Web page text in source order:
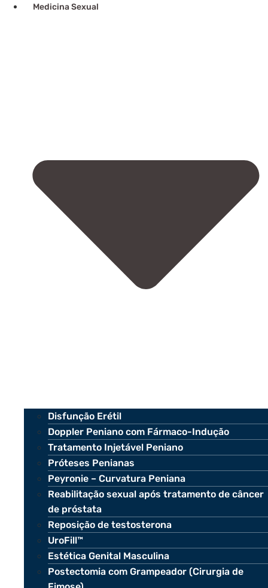
Medicina Sexual
Disfunção Erétil
Doppler Peniano com Fármaco-Indução
Tratamento Injetável Peniano
Próteses Penianas
Peyronie – Curvatura Peniana
Reabilitação sexual após tratamento de câncer
de próstata
Reposição de testosterona
UroFill™
Estética Genital Masculina
Postectomia com Grampeador (Cirurgia de